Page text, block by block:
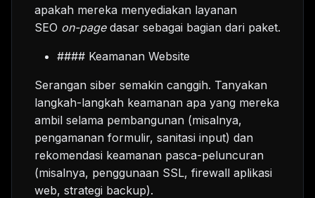
apakah mereka menyediakan layanan
SEO on-pagedasar sebagai bagian dari paket.
#### Keamanan Website
Serangan siber semakin canggih. Tanyakan
langkah-langkah keamanan apa yang mereka
ambil selama pembangunan (misalnya,
pengamanan formulir, sanitasi input) dan
rekomendasi keamanan pasca-peluncuran
(misalnya, penggunaan SSL, firewall aplikasi
web, strategi backup).